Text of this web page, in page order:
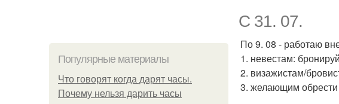
С 31. 07.
Популярные материалы
Что говорят когда дарят часы.
Почему нельзя дарить часы
По 9. 08 - работаю
1. невестам:
2. визажистам/
3. желающим обрести